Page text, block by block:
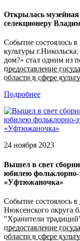
Открылась
селекционеру
Событие состоялось
культуры
дом?» стал одним из
п̲р̲е̲д̲о̲с̲т̲а̲в̲л̲е̲н̲и̲е̲
о̲б̲л̲а̲с̲т̲и̲ в̲ с̲ф̲е̲р̲е̲
Подробнее
24 ноября 2023
Вышел в свет
юбилею фольклорно-
«Уфтюжаночка»
Событие состоялось
Нюксенского округа
"Хранители
п̲р̲е̲д̲о̲с̲т̲а̲в̲л̲е̲н̲и̲е̲
о̲б̲л̲а̲с̲т̲и̲ в̲ с̲ф̲е̲р̲е̲